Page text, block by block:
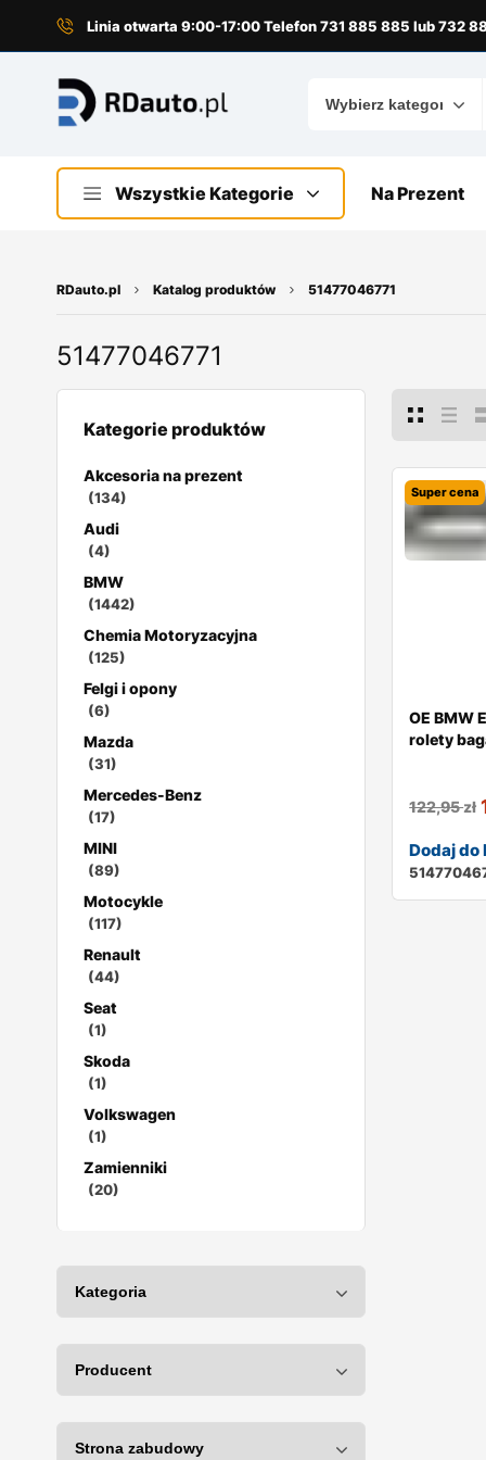
Linia otwarta 9:00-17:00 Telefon 731 885 885 lub 732
Wszystkie Kategorie Na Prezent
RDauto.pl Katalog produktów 51477046771
51477046771
Kategorie produktów
Akcesoria na prezent
(134)
Audi
(4)
BMW
(1442)
Chemia Motoryzacyjna
(125)
Felgi i opony
(6)
Mazda
(31)
Mercedes-Benz
(17)
MINI
(89)
Motocykle
(117)
Renault
(44)
Seat
(1)
Skoda
(1)
Volkswagen
(1)
Zamienniki
(20)
Super cena
OE BMW
rolety
122,95zł
Dodaj do